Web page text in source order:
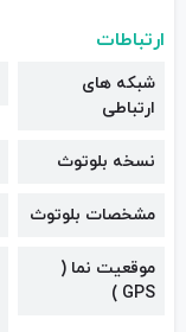
ارتباطات
شبکه های
ارتباطی
نسخه بلوتوث
مشخصات بلوتوث
موقعیت نما (
GPS )